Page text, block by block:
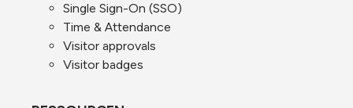
Single Sign-On (SSO)
Time & Attendance
Visitor approvals
Visitor badges